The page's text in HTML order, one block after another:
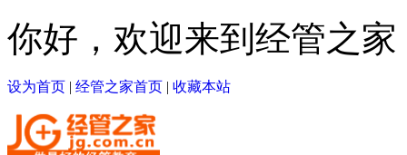
你好，欢迎来到经管之家
设为首页 | 经管之家首页 | 收藏本站